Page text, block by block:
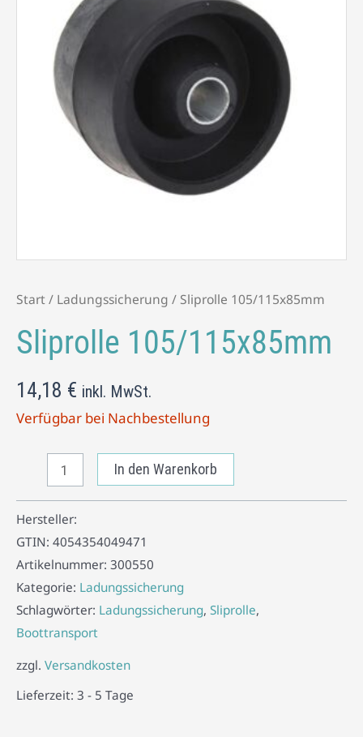
Start/ Ladungssicherung / Sliprolle 105/115x85mm
Sliprolle 105/115x85mm
14,18 € inkl. MwSt.
Verfügbar bei Nachbestellung
In den Warenkorb
Hersteller:
GTIN: 4054354049471
Artikelnummer: 300550
Kategorie: Ladungssicherung
Schlagwörter: Ladungssicherung, Sliprolle,
Boottransport
zzgl. Versandkosten
Lieferzeit: 3 - 5 Tage